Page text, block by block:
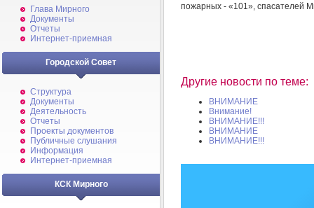
Глава Мирного
Документы
Отчеты
Интернет-приемная
Городской Совет
Структура
Документы
Деятельность
Отчеты
Проекты документов
Публичные слушания
Информация
Интернет-приемная
КСК Мирного
пожарных - «101», спасателей
Другие новости по теме:
ВНИМАНИЕ
Внимание!
ВНИМАНИЕ!!!
ВНИМАНИЕ
ВНИМАНИЕ!!!